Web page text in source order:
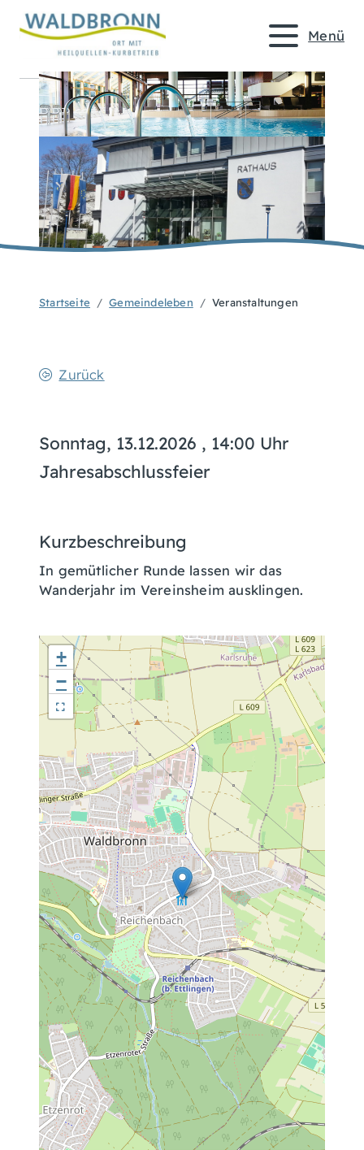
Menü
Startseite Gemeindeleben Veranstaltungen
Zurück
Sonntag, 13.12.2026 , 14:00 Uhr
Jahresabschlussfeier
Kurzbeschreibung
In gemütlicher Runde lassen wir das
Wanderjahr im Vereinsheim ausklingen.
+
−